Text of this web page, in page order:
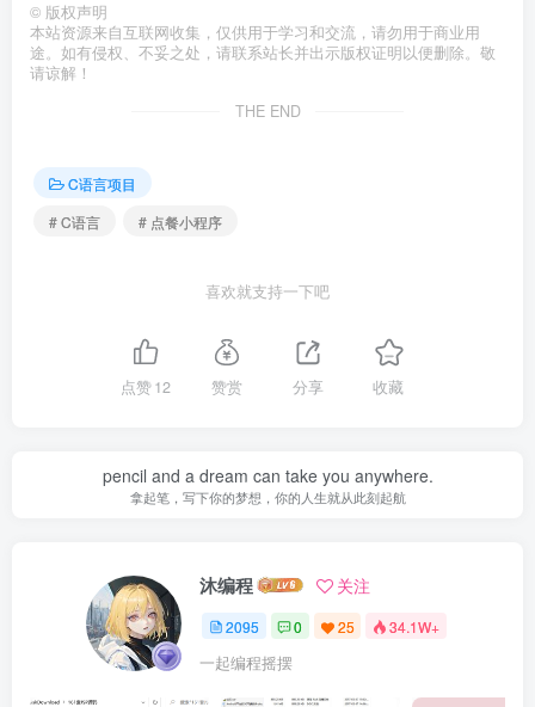
© 版权声明
本站资源来自互联网收集，仅供用于学习和交流，请勿用于商业用
途。如有侵权、不妥之处，请联系站长并出示版权证明以便删除。敬
请谅解！
THE END
C语言项目
# C语言
# 点餐小程序
喜欢就支持一下吧
点赞12 赞赏 分享 收藏
pencil and a dream can take you anywhere.
拿起笔，写下你的梦想，你的人生就从此刻起航
沐编程 关注
2095 0 25 34.1W+
一起编程摇摆